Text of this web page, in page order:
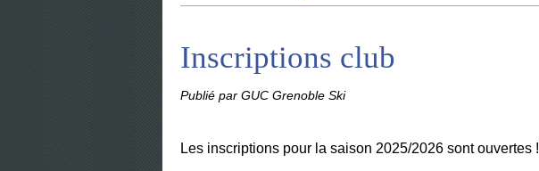
Inscriptions club
Publié par GUC Grenoble Ski
Les inscriptions pour la saison 2025/2026 sont ouvertes !